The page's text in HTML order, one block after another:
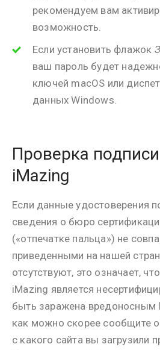
рекомендуем вам
возможность.
Если установить флажок
ваш пароль будет
ключей macOS или
данных Windows.
Проверка
iMazing
Если данные удостоверения
сведения о бюро
(«отпечатке пальца») не
приведенными на нашей
отсутствуют, это означает,
iMazing является
быть заражена вредоносным
как можно скорее сообщите
с какого сайта вы загрузили